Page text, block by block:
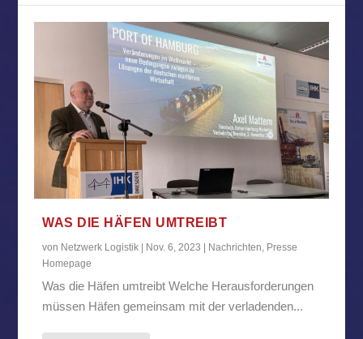
WAS DIE HÄFEN UMTREIBT
von Netzwerk Logistik | Nov. 6, 2023 | Nachrichten Presse
Homepage
Was die Häfen umtreibt Welche Herausforderungen
müssen Häfen gemeinsam mit der verladenden...